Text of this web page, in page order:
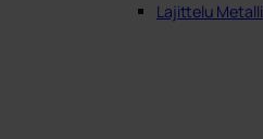
Lajittelu Metalli